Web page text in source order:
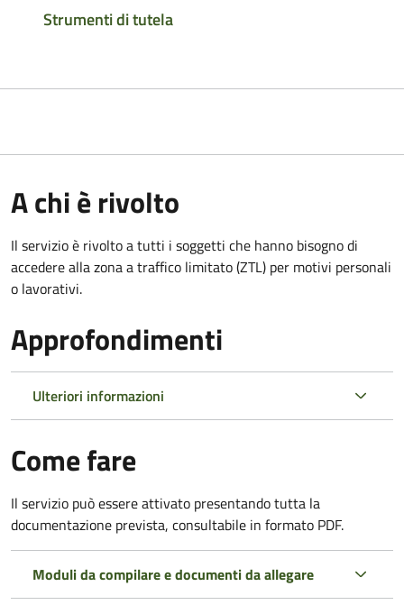
Strumenti di tutela
A chi è rivolto
Il servizio è rivolto a tutti i soggetti che hanno bisogno di
accedere alla zona a traffico limitato (ZTL) per motivi personali
o lavorativi.
Approfondimenti
Ulteriori informazioni
Come fare
Il servizio può essere attivato presentando tutta la
documentazione prevista, consultabile in formato PDF.
Moduli da compilare e documenti da allegare